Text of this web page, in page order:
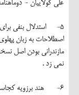
علی کولاییان - دوماهنامه گیله وا
5- استدلال بنفی برای
اصطلاحات به زبان
مازندرانی بودن اصل
نمی زد .
6- هند برزویه